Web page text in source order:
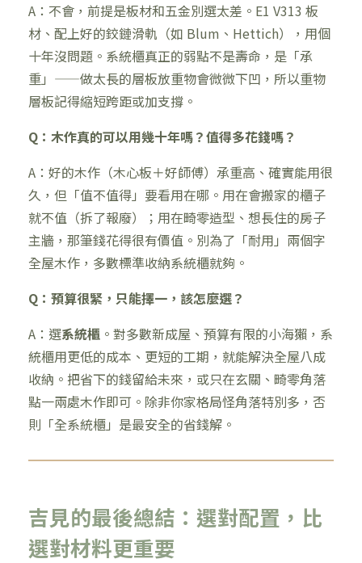
A：不會，前提是板材和五金別選太差。E1 V313 板
材、配上好的鉸鏈滑軌（如 Blum、Hettich），用個
十年沒問題。系統櫃真正的弱點不是壽命，是「承
重」——做太長的層板放重物會微微下凹，所以重物
層板記得縮短跨距或加支撐。
Q：木作真的可以用幾十年嗎？值得多花錢嗎？
A：好的木作（木心板＋好師傅）承重高、確實能用很
久，但「值不值得」要看用在哪。用在會搬家的櫃子
就不值（拆了報廢）；用在畸零造型、想長住的房子
主牆，那筆錢花得很有價值。別為了「耐用」兩個字
全屋木作，多數標準收納系統櫃就夠。
Q：預算很緊，只能擇一，該怎麼選？
A：選系統櫃 。對多數新成屋、預算有限的小海獺，系
統櫃用更低的成本、更短的工期，就能解決全屋八成
收納。把省下的錢留給未來，或只在玄關、畸零角落
點一兩處木作即可。除非你家格局怪角落特別多，否
則「全系統櫃」是最安全的省錢解。
吉見的最後總結：選對配置，比
選對材料更重要